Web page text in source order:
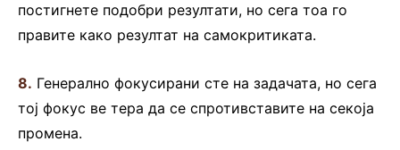
постигнете подобри резултати, но сега тоа го
правите како резултат на самокритиката.
8. Генерално фокусирани сте на задачата, но сега
тој фокус ве тера да се спротивставите на секоја
промена.